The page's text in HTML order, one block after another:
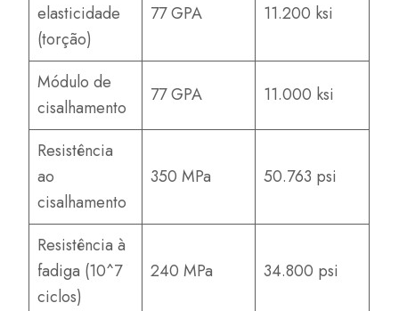
elasticidade
(torção)
77 GPA 11.200 ksi
Módulo de
cisalhamento
77 GPA 11.000 ksi
Resistência
ao
cisalhamento
350 MPa 50.763 psi
Resistência à
fadiga (10^7
ciclos)
240 MPa 34.800 psi